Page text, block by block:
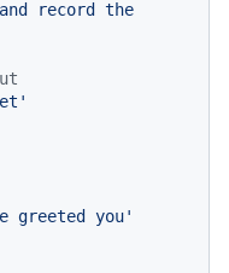
record the
greeted you'